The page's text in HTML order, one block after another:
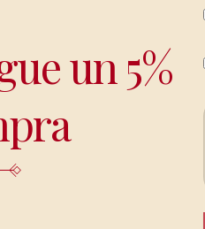
un 5%